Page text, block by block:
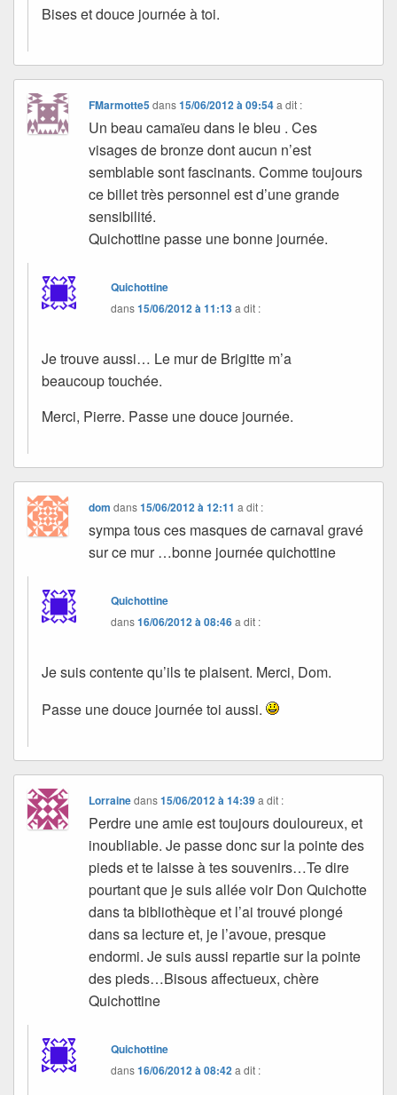
Bises et douce journée à toi.
FMarmotte5dans15/06/2012 à 09:54 a dit :
Un beau camaïeu dans le bleu . Ces
visages de bronze dont aucun n’est
semblable sont fascinants. Comme toujours
ce billet très personnel est d’une grande
sensibilité.
Quichottine passe une bonne journée.
Quichottine
dans15/06/2012 à 11:13a dit :
Je trouve aussi… Le mur de Brigitte m’a
beaucoup touchée.
Merci, Pierre. Passe une douce journée.
dom dans15/06/2012 à 12:11 a dit :
sympa tous ces masques de carnaval gravé
sur ce mur …bonne journée quichottine
Quichottine
dans16/06/2012 à 08:46a dit :
Je suis contente qu’ils te plaisent. Merci, Dom.
Passe une douce journée toi aussi.
Lorrainedans15/06/2012 à 14:39 a dit :
Perdre une amie est toujours douloureux, et
inoubliable. Je passe donc sur la pointe des
pieds et te laisse à tes souvenirs…Te dire
pourtant que je suis allée voir Don Quichotte
dans ta bibliothèque et l’ai trouvé plongé
dans sa lecture et, je l’avoue, presque
endormi. Je suis aussi repartie sur la pointe
des pieds…Bisous affectueux, chère
Quichottine
Quichottine
dans16/06/2012 à 08:42a dit :